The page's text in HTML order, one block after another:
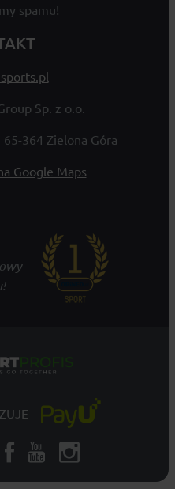
spamu!
Sp. z o.o.
364 Zielona Góra
Google Maps